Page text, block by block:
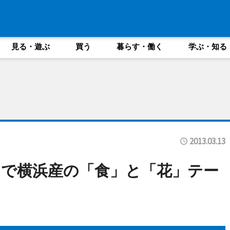
見る・遊ぶ 買う 暮らす・働く 学ぶ・知る
2013.03.13
横浜産の「食」と「花」テー